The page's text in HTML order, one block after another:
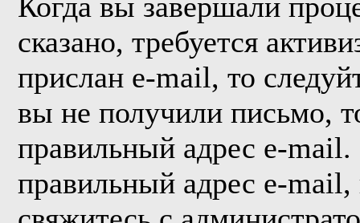
сказано, требуется
прислан e-mail, то
вы не получили письмо,
правильный адрес e-
правильный адрес e-